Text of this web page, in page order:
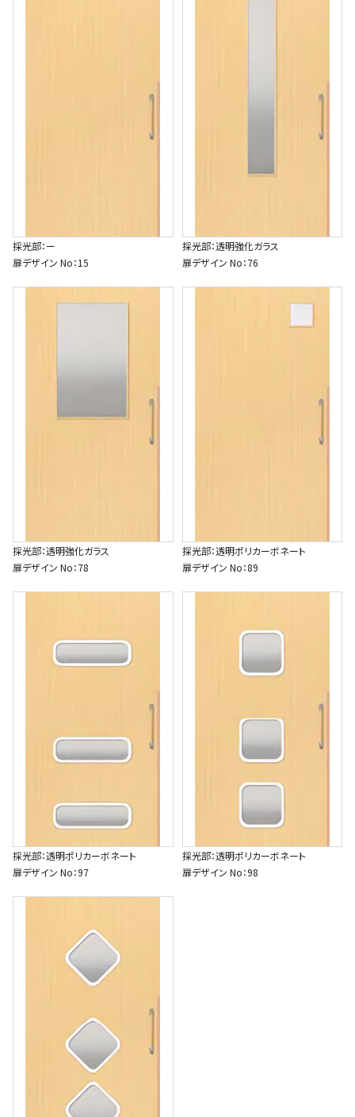
採光部：ー
扉デザイン No：15
採光部：透明強化ガラス
扉デザイン No：76
採光部：透明強化ガラス
扉デザイン No：78
採光部：透明ポリカーボネート
扉デザイン No：89
採光部：透明ポリカーボネート
扉デザイン No：97
採光部：透明ポリカーボネート
扉デザイン No：98